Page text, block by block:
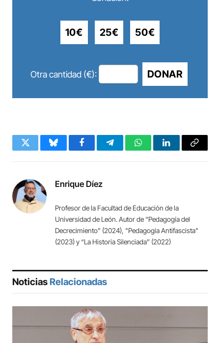
10€ 25€ 50€
Otra cantidad (€): DONAR
Twitter BlueskyFacebookTelegramWhatsAppLinkedInCopy
Enrique Díez
Profesor de la Facultad de Educación de la
Universidad de León. Autor de “Pedagogía del
Decrecimiento” (2024), "Pedagogía Antifascista"
(2023) y “La Historia Silenciada” (2022)
Noticias Relacionadas